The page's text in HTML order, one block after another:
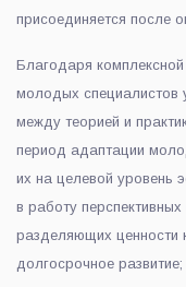
присоединяется после
Благодаря
молодых специалистов
между теорией и
период адаптации
их на целевой уровень
в работу
разделяющих ценности
долгосрочное